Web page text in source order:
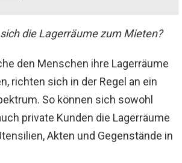
die Lagerräume zum Mieten?
den Menschen ihre Lagerräume
richten sich in der Regel an ein
So können sich sowohl
private Kunden die Lagerräume
Akten und Gegenstände in